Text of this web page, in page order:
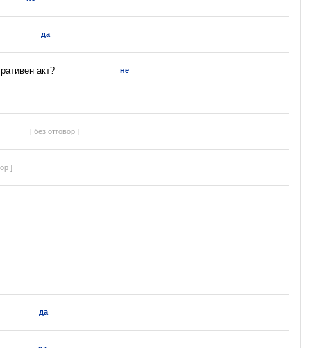
да
акт? не
[ без отговор ]
]
да